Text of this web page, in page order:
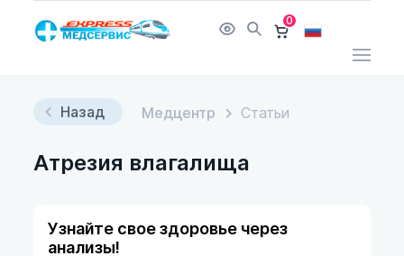
0
Назад Медцентр Статьи
Атрезия влагалища
Узнайте свое здоровье через
анализы!